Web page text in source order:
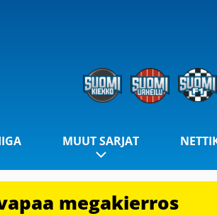
MUUT SARJAT
megakierros